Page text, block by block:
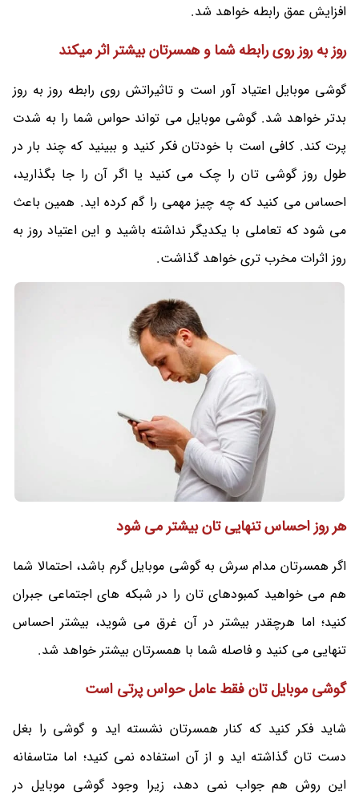
افزایش عمق رابطه خواهد شد.
روز به روز روی رابطه شما و همسرتان بیشتر اثر میکند
گوشی موبایل اعتیاد آور است و تاثیراتش روی رابطه روز به روز
بدتر خواهد شد. گوشی موبایل می تواند حواس شما را به شدت
پرت کند. کافی است با خودتان فکر کنید و ببینید که چند بار در
طول روز گوشی تان را چک می کنید یا اگر آن را جا بگذارید،
احساس می کنید که چه چیز مهمی را گم کرده اید. همین باعث
می‌ شود که تعاملی با یکدیگر نداشته باشید و این اعتیاد روز به
روز اثرات مخرب تری خواهد گذاشت.
هر روز احساس تنهایی تان بیشتر می شود
اگر همسرتان مدام سرش به گوشی موبایل گرم باشد، احتمالا شما
هم می خواهید کمبودهای تان را در شبکه های اجتماعی جبران
کنید؛ اما هرچقدر بیشتر در آن غرق می شوید، بیشتر احساس
تنهایی می کنید و فاصله شما با همسرتان بیشتر خواهد شد.
گوشی موبایل تان فقط عامل حواس پرتی است
شاید فکر کنید که کنار همسرتان نشسته اید و گوشی را بغل
دست تان گذاشته اید و از آن استفاده نمی کنید؛ اما متاسفانه
این روش هم جواب نمی‌ دهد، زیرا وجود گوشی موبایل در